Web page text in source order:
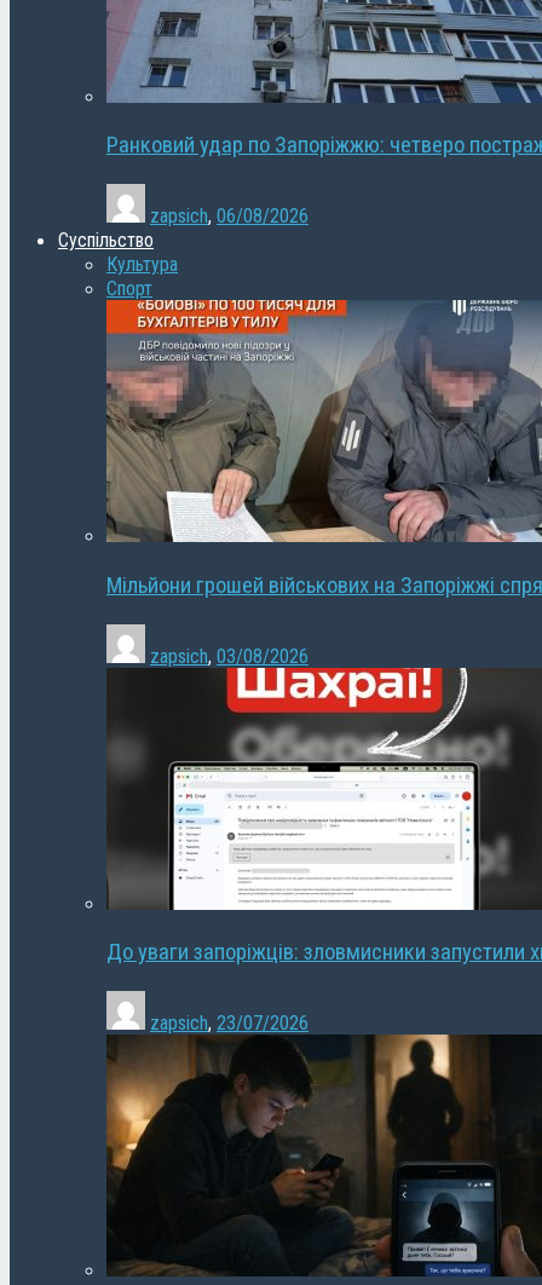
Ранковий удар по Запоріжжю: четверо
zapsich, 06/08/2026
Суспільство
Культура
Спорт
Мільйони грошей військових на Запоріжжі
zapsich, 03/08/2026
До уваги запоріжців: зловмисники запустили
zapsich, 23/07/2026